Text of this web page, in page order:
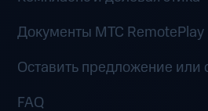
Документы MTC RemotePlay
Оставить предложение или
FAQ